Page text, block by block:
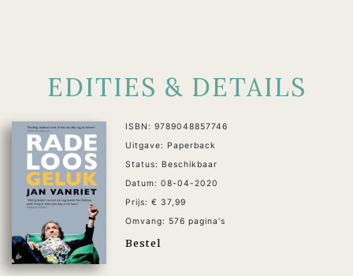
EDITIES & DETAILS
ISBN: 9789048857746
Uitgave: Paperback
Status: Beschikbaar
Datum: 08-04-2020
Prijs: € 37,99
Omvang: 576 pagina's
Bestel